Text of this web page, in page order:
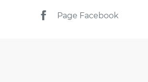
Page Facebook